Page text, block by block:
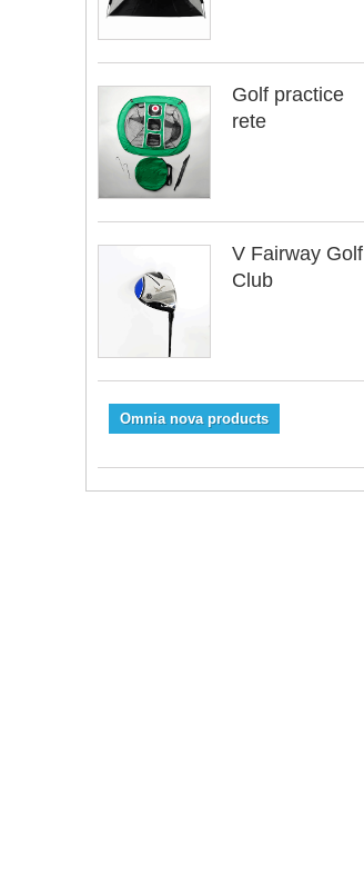
Golf practice
rete
V Fairway Golf
Club
Omnia nova products